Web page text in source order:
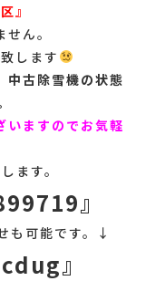
』
ん。
します
中古除雪機の状態
ますのでお気軽
ます。
』
も可能です。↓
』